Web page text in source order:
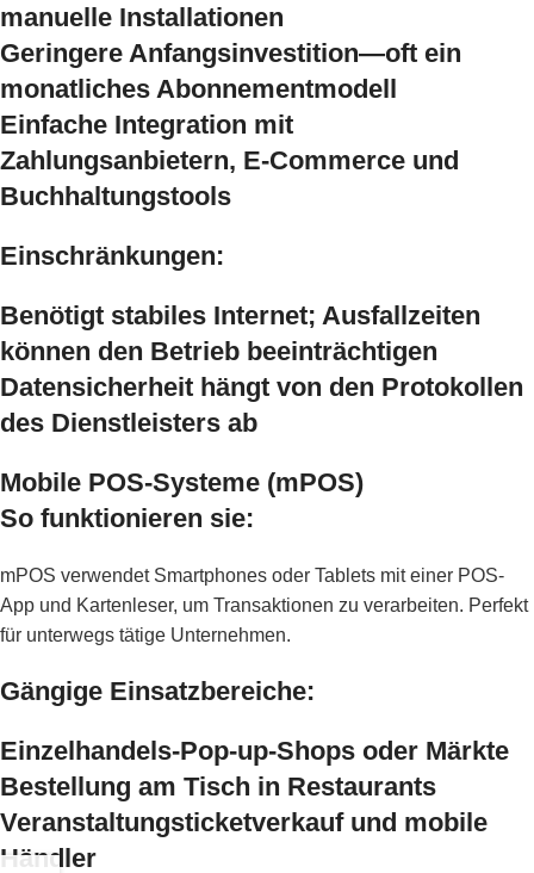
manuelle Installationen
Geringere Anfangsinvestition—oft ein
monatliches Abonnementmodell
Einfache Integration mit
Zahlungsanbietern, E-Commerce und
Buchhaltungstools
Einschränkungen:
Benötigt stabiles Internet; Ausfallzeiten
können den Betrieb beeinträchtigen
Datensicherheit hängt von den Protokollen
des Dienstleisters ab
Mobile POS-Systeme (mPOS)
So funktionieren sie:
mPOS verwendet Smartphones oder Tablets mit einer POS-
App und Kartenleser, um Transaktionen zu verarbeiten. Perfekt
für unterwegs tätige Unternehmen.
Gängige Einsatzbereiche:
Einzelhandels-Pop-up-Shops oder Märkte
Bestellung am Tisch in Restaurants
Veranstaltungsticketverkauf und mobile
Händler